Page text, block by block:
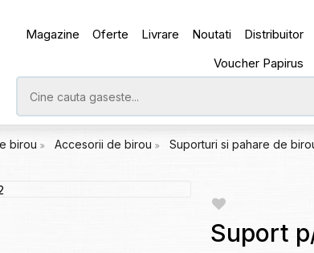
Magazine Oferte Livrare Noutati
Distribuitor
Voucher Papirus
birou Accesorii de birou Suporturi si pahare de
Suport